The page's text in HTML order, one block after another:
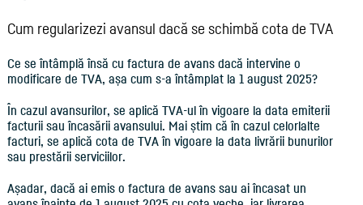
Cum regularizezi avansul dacă se schimbă cota de TVA
Ce se întâmplă însă cu factura de avans dacă intervine o
modificare de TVA, așa cum s-a întâmplat la 1 august 2025?
În cazul avansurilor, se aplică TVA-ul în vigoare la data emiterii
facturii sau încasării avansului. Mai știm că în cazul celorlalte
facturi, se aplică cota de TVA în vigoare la data livrării bunurilor
sau prestării serviciilor.
Așadar, dacă ai emis o factura de avans sau ai încasat un